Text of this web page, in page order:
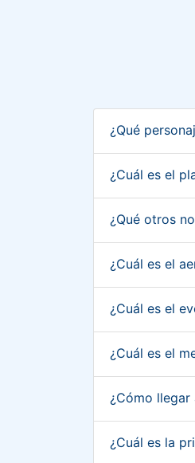
¿Qué
¿Cuál es el
¿Qué otros
¿Cuál es el
¿Cuál es el
¿Cuál es el
¿Cómo
¿Cuál es la